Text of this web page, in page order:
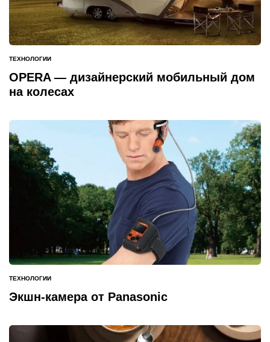
ОПУБЛИКОВАНО
В
ТЕХНОЛОГИИ
OPERA — дизайнерский мобильный дом
на колесах
ОПУБЛИКОВАНО
В
ТЕХНОЛОГИИ
Экшн-камера от Panasonic